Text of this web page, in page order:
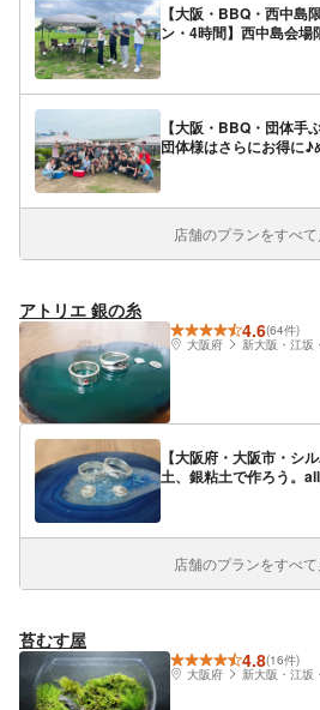
【大阪・BBQ・西中島
ン・4時間】西中島会
阪・西中島でお手軽バ
【大阪・BBQ・団体手
団体様はさらにお得に
いので、手軽にBBQが
店舗のプランをすべ
アトリエ 銀の糸
4.6(64件)
大阪府
新大阪・江坂
【大阪府・大阪市・シ
土、銀粘土で作ろう。
店舗のプランをすべ
苔むす屋
4.8(16件)
大阪府
新大阪・江坂